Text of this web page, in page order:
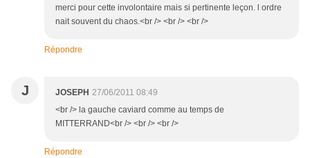
merci pour cette involontaire mais si pertinente leçon. l ordre
nait souvent du chaos.<br /> <br /> <br />
Répondre
J JOSEPH 27/06/2011 08:49
<br /> la gauche caviard comme au temps de
MITTERRAND<br /> <br /> <br />
Répondre